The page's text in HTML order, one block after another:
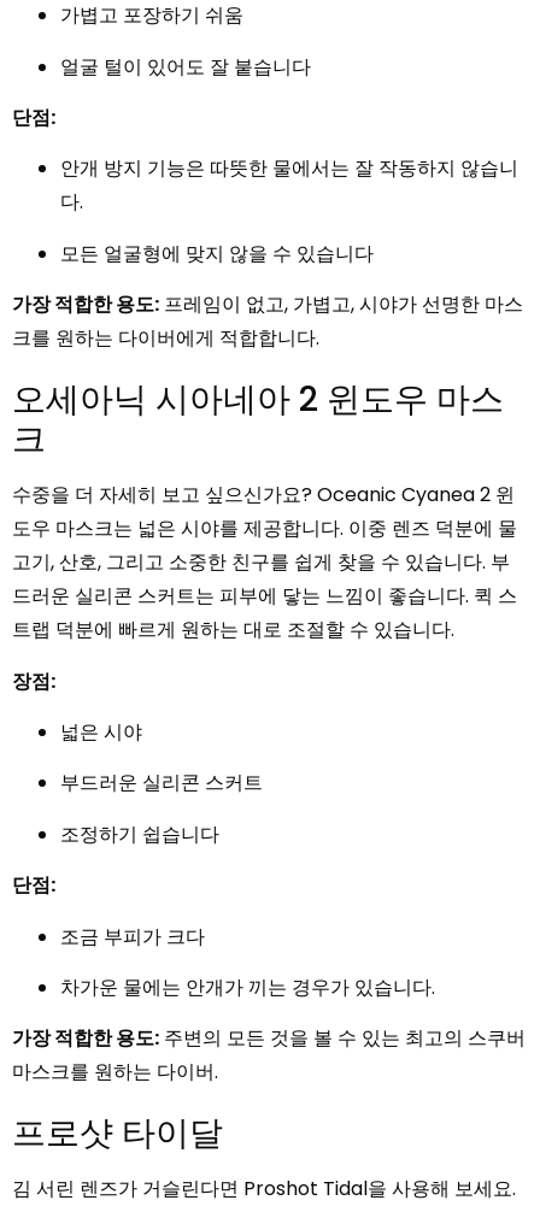
가볍고 포장하기 쉬움
얼굴 털이 있어도 잘 붙습니다
단점:
안개 방지 기능은 따뜻한 물에서는 잘 작동하지 않습니
다.
모든 얼굴형에 맞지 않을 수 있습니다
가장 적합한 용도: 프레임이 없고, 가볍고, 시야가 선명한 마스
크를 원하는 다이버에게 적합합니다.
오세아닉 시아네아 2 윈도우 마스
크
수중을 더 자세히 보고 싶으신가요? Oceanic Cyanea 2 윈
도우 마스크는 넓은 시야를 제공합니다. 이중 렌즈 덕분에 물
고기, 산호, 그리고 소중한 친구를 쉽게 찾을 수 있습니다. 부
드러운 실리콘 스커트는 피부에 닿는 느낌이 좋습니다. 퀵 스
트랩 덕분에 빠르게 원하는 대로 조절할 수 있습니다.
장점:
넓은 시야
부드러운 실리콘 스커트
조정하기 쉽습니다
단점:
조금 부피가 크다
차가운 물에는 안개가 끼는 경우가 있습니다.
가장 적합한 용도: 주변의 모든 것을 볼 수 있는 최고의 스쿠버
마스크를 원하는 다이버.
프로샷 타이달
김 서린 렌즈가 거슬린다면 Proshot Tidal을 사용해 보세요.